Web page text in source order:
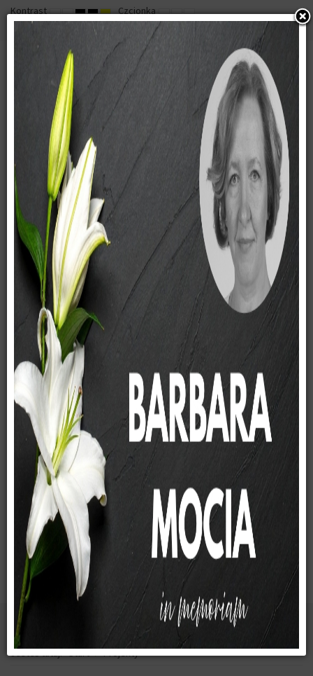
Kontrast DEFAULT
MODE
NIGHT
MODE
HIGH
CONTRAST
BLACK
HIGH
CONTRAST
BLACK
YELLOW
MODE
HIGH
CONTRAST
BLACK
MODE
Czcionka SET
SMALLER
SET
DEFAULT
SET
LARGER
Główna
strona
Wydarzenia
aktualności
Uczniowie
naszej szkoły
Samorząd
uczniowski
Język niemiecki
blog
Literackie
Atelier
Konsultacje
Laboratoria Przyszłości
Kariera bez barier
Rodzice
uczniów
Rada Rodziców
Podręczniki
2026/2027
Wyprawka 2024
pierwszoklasisty
Wyżywienie
Jadłospis
Zebrania
konsultacje
Konsultacje
Dni dodatkowo wolne
Pomoc
specjalistyczna
Pedagog
Terapeuta
Pedagog specjalny
Logopeda
Psycholog
Doradca zawodowy
Dziennik
elektorniczny
Dziennik logowanie
Zasady funkcjonowania
Kontakt
z nami
RODO
ochrona danych
Rekrutacja
2026/2027
Jesteś tutaj:Start Projekty